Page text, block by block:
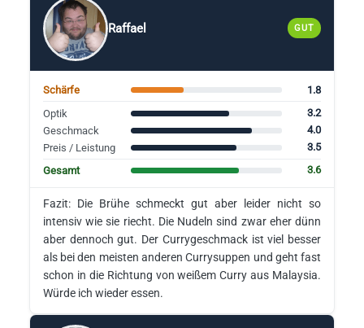
Raffael GUT
Schärfe
1.8
Optik
3.2
Geschmack
4.0
Preis / Leistung
3.5
Gesamt
3.6
Fazit: Die Brühe schmeckt gut aber leider nicht so
intensiv wie sie riecht. Die Nudeln sind zwar eher dünn
aber dennoch gut. Der Currygeschmack ist viel besser
als bei den meisten anderen Currysuppen und geht fast
schon in die Richtung von weißem Curry aus Malaysia.
Würde ich wieder essen.